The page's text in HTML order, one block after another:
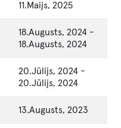
11.Maijs, 2025
18.Augusts, 2024 -
18.Augusts, 2024
20.Jūlijs, 2024 -
20.Jūlijs, 2024
13.Augusts, 2023